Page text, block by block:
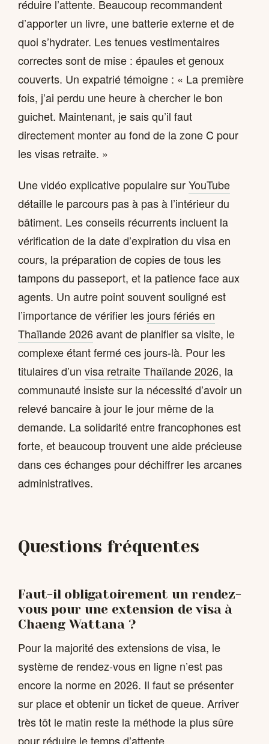
réduire l’attente. Beaucoup recommandent
d’apporter un livre, une batterie externe et de
quoi s’hydrater. Les tenues vestimentaires
correctes sont de mise : épaules et genoux
couverts. Un expatrié témoigne : « La première
fois, j’ai perdu une heure à chercher le bon
guichet. Maintenant, je sais qu’il faut
directement monter au fond de la zone C pour
les visas retraite. »
Une vidéo explicative populaire surYouTube
détaille le parcours pas à pas à l’intérieur du
bâtiment. Les conseils récurrents incluent la
vérification de la date d’expiration du visa en
cours, la préparation de copies de tous les
tampons du passeport, et la patience face aux
agents. Un autre point souvent souligné est
l’importance de vérifier les jours fériés en
Thaïlande 2026avant de planifier sa visite, le
complexe étant fermé ces jours-là. Pour les
titulaires d’un visa retraite Thaïlande 2026, la
communauté insiste sur la nécessité d’avoir un
relevé bancaire à jour le jour même de la
demande. La solidarité entre francophones est
forte, et beaucoup trouvent une aide précieuse
dans ces échanges pour déchiffrer les arcanes
administratives.
Questions fréquentes
Faut-il obligatoirement un rendez-
vous pour une extension de visa à
Chaeng Wattana ?
Pour la majorité des extensions de visa, le
système de rendez-vous en ligne n’est pas
encore la norme en 2026. Il faut se présenter
sur place et obtenir un ticket de queue. Arriver
très tôt le matin reste la méthode la plus sûre
pour réduire le temps d’attente.